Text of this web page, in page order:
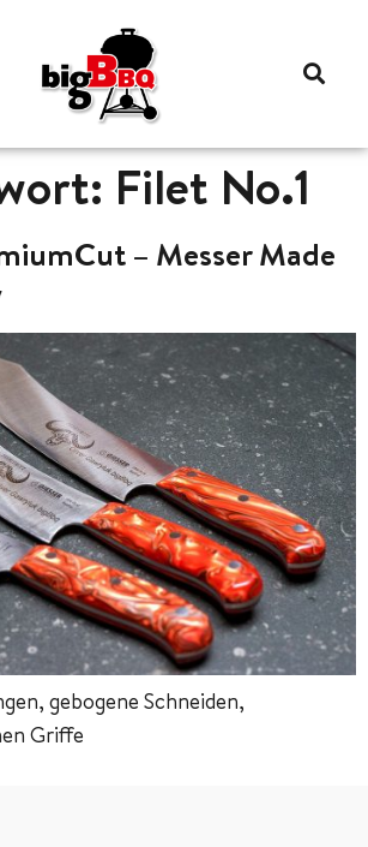
Filet No.1
– Messer Made
gebogene Schneiden,
Griffe